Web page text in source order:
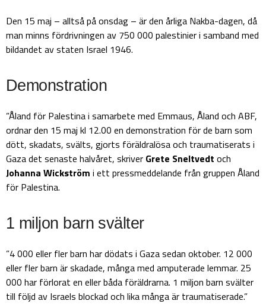
Den 15 maj – alltså på onsdag – är den årliga Nakba-dagen, då
man minns fördrivningen av 750 000 palestinier i samband med
bildandet av staten Israel 1946.
Demonstration
”Åland för Palestina i samarbete med Emmaus, Åland och ABF,
ordnar den 15 maj kl 12.00 en demonstration för de barn som
dött, skadats, svälts, gjorts föräldralösa och traumatiserats i
Gaza det senaste halvåret, skriver Grete Sneltvedt och
Johanna Wickström i ett pressmeddelande från gruppen Åland
för Palestina.
1 miljon barn svälter
”4 000 eller fler barn har dödats i Gaza sedan oktober. 12 000
eller fler barn är skadade, många med amputerade lemmar. 25
000 har förlorat en eller båda föräldrarna. 1 miljon barn svälter
till följd av Israels blockad och lika många är traumatiserade.”